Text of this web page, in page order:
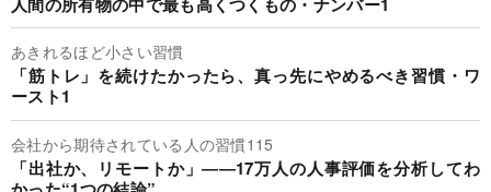
あきれるほど小さい習慣
「筋トレ」を続けたかったら、真っ先にやめるべき習慣・ワ
ースト1
会社から期待されている人の習慣115
「出社か、リモートか」――17万人の人事評価を分析してわ